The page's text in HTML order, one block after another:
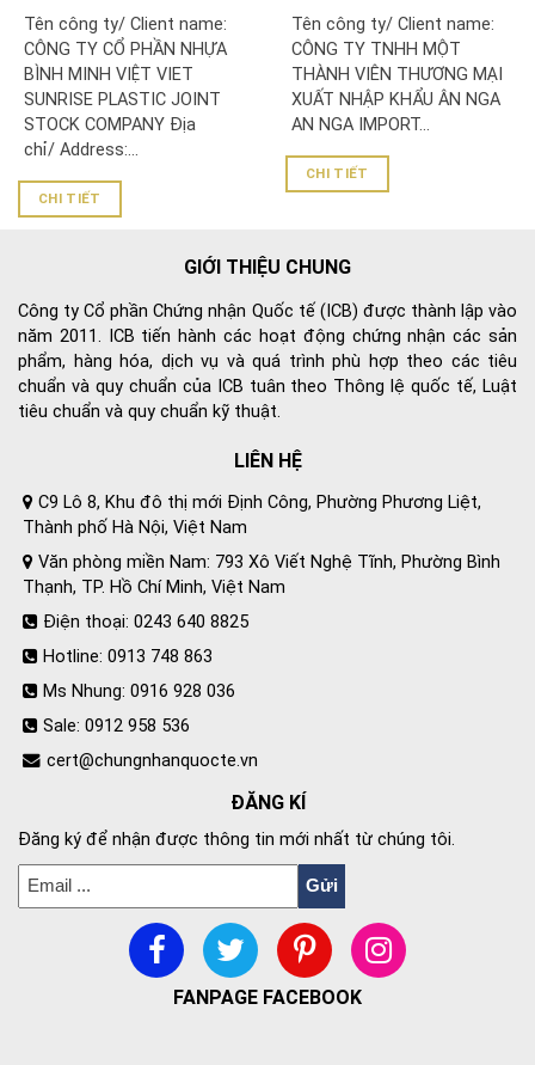
CỔ PHẦN NHỰA BÌNH
MINH VIỆT
Tên công ty/ Client name:
CÔNG TY CỔ PHẦN NHỰA
BÌNH MINH VIỆT VIET
SUNRISE PLASTIC JOINT
STOCK COMPANY Địa
chỉ/ Address:...
CHI TIẾT
TNHH MỘT THÀNH VIÊN
THƯƠNG MẠI XUẤT NHẬP
KHẨU ÂN NGA
Tên công ty/ Client name:
CÔNG TY TNHH MỘT
THÀNH VIÊN THƯƠNG MẠI
XUẤT NHẬP KHẨU ÂN NGA
AN NGA IMPORT...
CHI TIẾT
GIỚI THIỆU CHUNG
Công ty Cổ phần Chứng nhận Quốc tế (ICB) được thành lập vào
năm 2011. ICB tiến hành các hoạt động chứng nhận các sản
phẩm, hàng hóa, dịch vụ và quá trình phù hợp theo các tiêu
chuẩn và quy chuẩn của ICB tuân theo Thông lệ quốc tế, Luật
tiêu chuẩn và quy chuẩn kỹ thuật.
LIÊN HỆ
C9 Lô 8, Khu đô thị mới Định Công, Phường Phương Liệt,
Thành phố Hà Nội, Việt Nam
Văn phòng miền Nam: 793 Xô Viết Nghệ Tĩnh, Phường Bình
Thạnh, TP. Hồ Chí Minh, Việt Nam
Điện thoại: 0243 640 8825
Hotline: 0913 748 863
Ms Nhung: 0916 928 036
Sale: 0912 958 536
cert@chungnhanquocte.vn
ĐĂNG KÍ
Đăng ký để nhận được thông tin mới nhất từ chúng tôi.
FANPAGE FACEBOOK